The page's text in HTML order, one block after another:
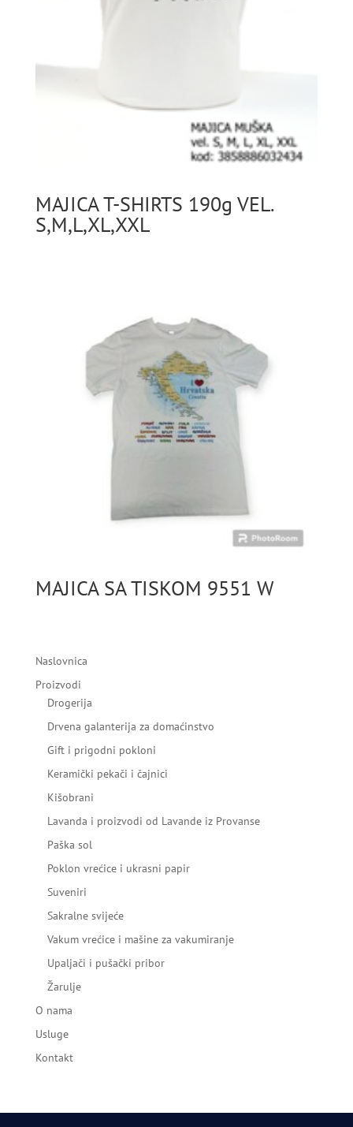
MAJICA T-SHIRTS 190g VEL.
S,M,L,XL,XXL
MAJICA SA TISKOM 9551 W
Naslovnica
Proizvodi
Drogerija
Drvena galanterija za domaćinstvo
Gift i prigodni pokloni
Keramički pekači i čajnici
Kišobrani
Lavanda i proizvodi od Lavande iz Provanse
Paška sol
Poklon vrećice i ukrasni papir
Suveniri
Sakralne svijeće
Vakum vrećice i mašine za vakumiranje
Upaljači i pušački pribor
Žarulje
O nama
Usluge
Kontakt